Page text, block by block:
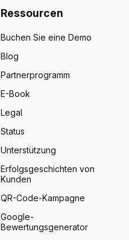
Ressourcen
Buchen Sie eine Demo
Blog
Partnerprogramm
E-Book
Legal
Status
Unterstützung
Erfolgsgeschichten von
Kunden
QR-Code-Kampagne
Google-
Bewertungsgenerator